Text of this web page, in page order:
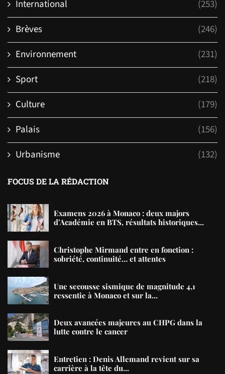
International
(253)
Brèves
(246)
Environnement
(231)
Sport
(218)
Culture
(179)
Palais
(156)
Urbanisme
(132)
FOCUS DE LA RÉDACTION
Examens 2026 à Monaco : deux majors
d’Académie en BTS, résultats historiques...
Christophe Mirmand entre en fonction :
sobriété, continuité… et attentes
Une secousse sismique de magnitude 4,1
ressentie à Monaco et sur la...
Deux avancées majeures au CHPG dans la
lutte contre le cancer
Entretien : Denis Allemand revient sur sa
carrière à la tête du...